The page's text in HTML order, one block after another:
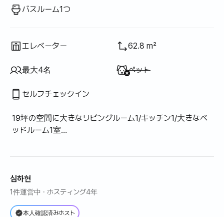
ソファベッド 1
バスルーム1つ
エレベーター 62.8 m²
最大4名 利用不可
ペット
セルフチェックイン
19坪の空間に大きなリビングルーム1/キッチン1/大きなベ
ッドルーム1室
ァベッド1台
심하현
1件運営中 · ホスティング4年
本人確認済みホスト